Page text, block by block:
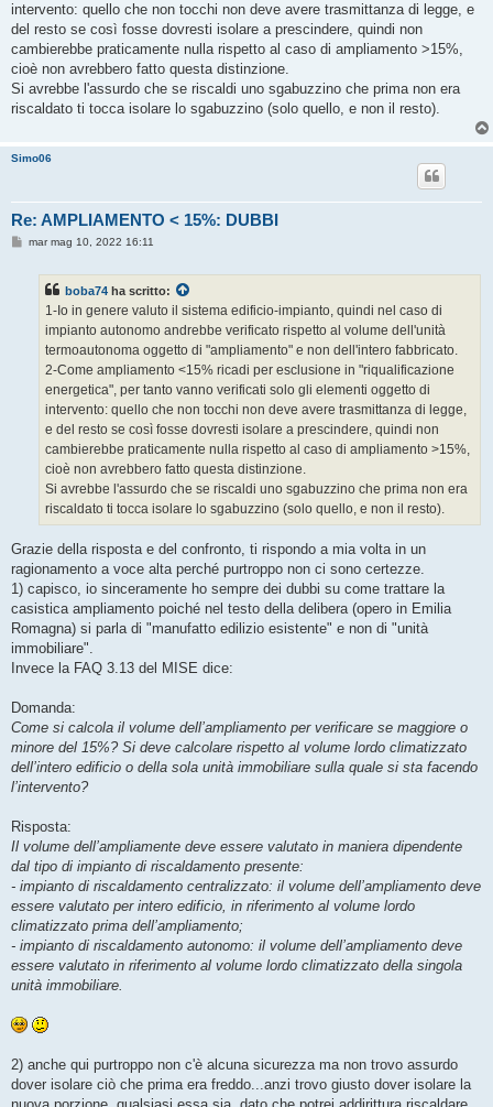
intervento: quello che non tocchi non deve avere trasmittanza di legge, e
del resto se così fosse dovresti isolare a prescindere, quindi non
cambierebbe praticamente nulla rispetto al caso di ampliamento >15%,
cioè non avrebbero fatto questa distinzione.
Si avrebbe l'assurdo che se riscaldi uno sgabuzzino che prima non era
riscaldato ti tocca isolare lo sgabuzzino (solo quello, e non il resto).
Simo06
Re: AMPLIAMENTO < 15%: DUBBI
Mmar mag 10, 2022 16:11
boba74 ha scritto:
1-Io in genere valuto il sistema edificio-impianto, quindi nel caso di
impianto autonomo andrebbe verificato rispetto al volume dell'unità
termoautonoma oggetto di "ampliamento" e non dell'intero fabbricato.
2-Come ampliamento <15% ricadi per esclusione in "riqualificazione
energetica", per tanto vanno verificati solo gli elementi oggetto di
intervento: quello che non tocchi non deve avere trasmittanza di legge,
e del resto se così fosse dovresti isolare a prescindere, quindi non
cambierebbe praticamente nulla rispetto al caso di ampliamento >15%,
cioè non avrebbero fatto questa distinzione.
Si avrebbe l'assurdo che se riscaldi uno sgabuzzino che prima non era
riscaldato ti tocca isolare lo sgabuzzino (solo quello, e non il resto).
Grazie della risposta e del confronto, ti rispondo a mia volta in un
ragionamento a voce alta perché purtroppo non ci sono certezze.
1) capisco, io sinceramente ho sempre dei dubbi su come trattare la
casistica ampliamento poiché nel testo della delibera (opero in Emilia
Romagna) si parla di "manufatto edilizio esistente" e non di "unità
immobiliare".
Invece la FAQ 3.13 del MISE dice:
Domanda:
Come si calcola il volume dell’ampliamento per verificare se maggiore o
minore del 15%? Si deve calcolare rispetto al volume lordo climatizzato
dell’intero edificio o della sola unità immobiliare sulla quale si sta facendo
l’intervento?
Risposta:
Il volume dell’ampliamente deve essere valutato in maniera dipendente
dal tipo di impianto di riscaldamento presente:
- impianto di riscaldamento centralizzato: il volume dell’ampliamento deve
essere valutato per intero edificio, in riferimento al volume lordo
climatizzato prima dell’ampliamento;
- impianto di riscaldamento autonomo: il volume dell’ampliamento deve
essere valutato in riferimento al volume lordo climatizzato della singola
unità immobiliare.
2) anche qui purtroppo non c'è alcuna sicurezza ma non trovo assurdo
dover isolare ciò che prima era freddo...anzi trovo giusto dover isolare la